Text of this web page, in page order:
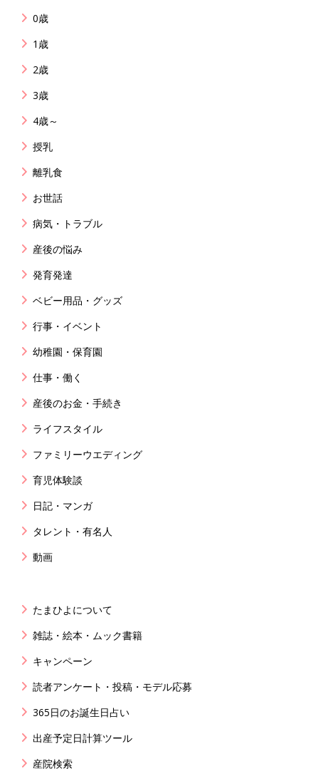
0歳
1歳
2歳
3歳
4歳～
授乳
離乳食
お世話
病気・トラブル
産後の悩み
発育発達
ベビー用品・グッズ
行事・イベント
幼稚園・保育園
仕事・働く
産後のお金・手続き
ライフスタイル
ファミリーウエディング
育児体験談
日記・マンガ
タレント・有名人
動画
たまひよについて
雑誌・絵本・ムック書籍
キャンペーン
読者アンケート・投稿・モデル応募
365日のお誕生日占い
出産予定日計算ツール
産院検索